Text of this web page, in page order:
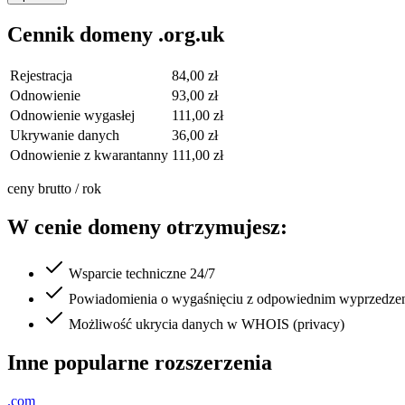
Cennik domeny .org.uk
Rejestracja
84,00 zł
Odnowienie
93,00 zł
Odnowienie wygasłej
111,00 zł
Ukrywanie danych
36,00 zł
Odnowienie z kwarantanny 111,00 zł
ceny brutto / rok
W cenie domeny otrzymujesz:
Wsparcie techniczne 24/7
Powiadomienia o wygaśnięciu z odpowiednim
Możliwość ukrycia danych w WHOIS (privacy)
Inne popularne rozszerzenia
.com